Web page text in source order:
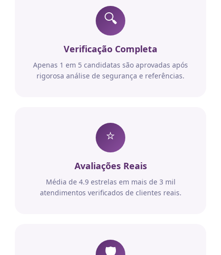
🔍
Verificação Completa
Apenas 1 em 5 candidatas são aprovadas após
rigorosa análise de segurança e referências.
⭐
Avaliações Reais
Média de 4.9 estrelas em mais de 3 mil
atendimentos verificados de clientes reais.